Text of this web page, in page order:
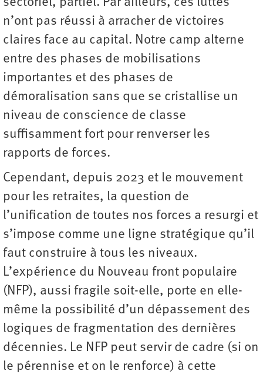
n’ont pas réussi à arracher de victoires
claires face au capital. Notre camp alterne
entre des phases de mobilisations
importantes et des phases de
démoralisation sans que se cristallise un
niveau de conscience de classe
suffisamment fort pour renverser les
rapports de forces.
Cependant, depuis 2023 et le mouvement
pour les retraites, la question de
l’unification de toutes nos forces a resurgi et
s’impose comme une ligne stratégique qu’il
faut construire à tous les niveaux.
L’expérience du Nouveau front populaire
(NFP), aussi fragile soit-elle, porte en elle-
même la possibilité d’un dépassement des
logiques de fragmentation des dernières
décennies. Le NFP peut servir de cadre (si on
le pérennise et on le renforce) à cette